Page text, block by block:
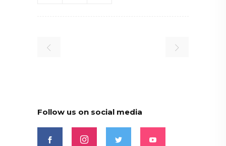
Follow us on social media